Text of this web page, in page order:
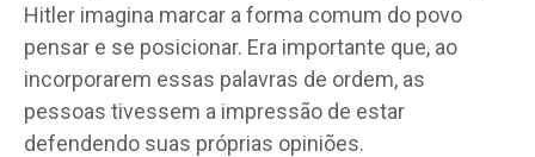
Hitler imagina marcar a forma comum do povo
pensar e se posicionar. Era importante que, ao
incorporarem essas palavras de ordem, as
pessoas tivessem a impressão de estar
defendendo suas próprias opiniões.